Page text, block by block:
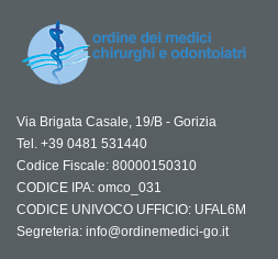
Via Brigata Casale, 19/B - Gorizia
Tel. +39 0481 531440
Codice Fiscale: 80000150310
CODICE IPA: omco_031
CODICE UNIVOCO UFFICIO: UFAL6M
Segreteria: info@ordinemedici-go.it